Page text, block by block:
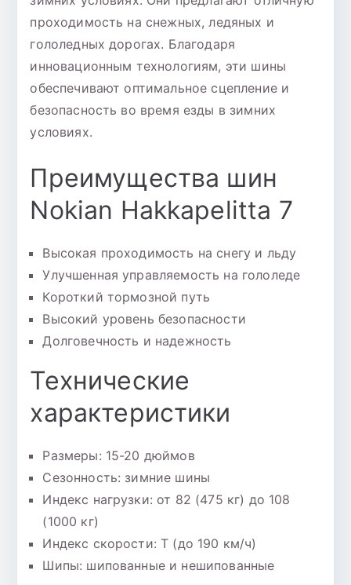
проходимость на снежных, ледяных и
гололедных дорогах. Благодаря
инновационным технологиям, эти шины
обеспечивают оптимальное сцепление и
безопасность во время езды в зимних
условиях.
Преимущества шин
Nokian Hakkapelitta 7
Высокая проходимость на снегу и льду
Улучшенная управляемость на гололеде
Короткий тормозной путь
Высокий уровень безопасности
Долговечность и надежность
Технические
характеристики
Размеры: 15-20 дюймов
Сезонность: зимние шины
Индекс нагрузки: от 82 (475 кг) до 108
(1000 кг)
Индекс скорости: T (до 190 км/ч)
Шипы: шипованные и нешипованные